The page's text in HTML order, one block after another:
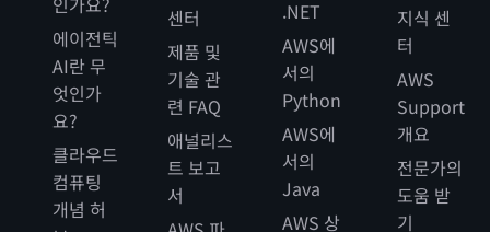
에이전틱
AI란 무
엇인가
요?
클라우드
컴퓨팅
개념 허
센터
제품 및
기술 관
련 FAQ
애널리스
트 보고
서
.NET
AWS에
서의
Python
AWS에
서의
Java
AWS 상
지식 센
터
AWS
Support
개요
전문가의
도움 받
기